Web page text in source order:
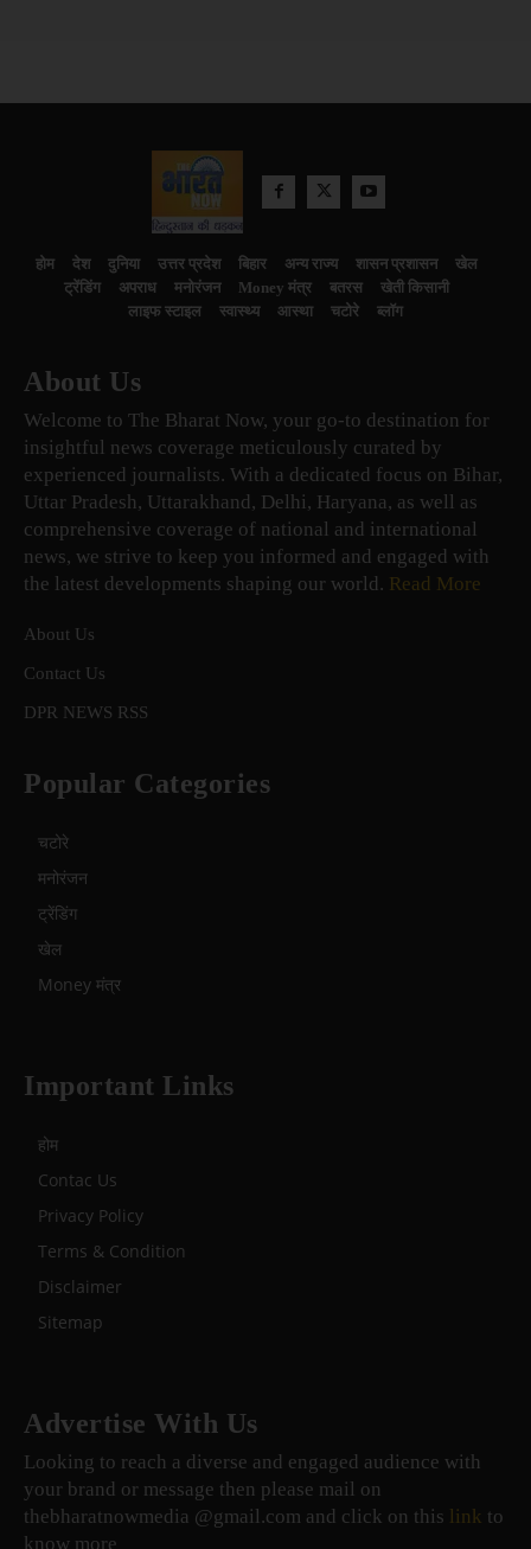
होम देश दुनिया उत्तर प्रदेश बिहार अन्य राज्य शासन प्रशासन
खेल
ट्रेंडिंग
अपराध मनोरंजन Money मंत्र बतरस
खेती किसानी
लाइफ स्टाइल
स्वास्थ्य आस्था चटोरे ब्लॉग
About Us
Welcome to The Bharat Now, your go-to destination for
insightful news coverage meticulously curated by
experienced journalists. With a dedicated focus on Bihar,
Uttar Pradesh, Uttarakhand, Delhi, Haryana, as well as
comprehensive coverage of national and international
news, we strive to keep you informed and engaged with
the latest developments shaping our world. Read More
About Us
Contact Us
DPR NEWS RSS
Popular Categories
चटोरे
मनोरंजन
ट्रेंडिंग
खेल
Money मंत्र
Important Links
होम
Contac Us
Privacy Policy
Terms & Condition
Disclaimer
Sitemap
Advertise With Us
Looking to reach a diverse and engaged audience with
your brand or message then please mail on
thebharatnowmedia @gmail.com and click on this link to
know more